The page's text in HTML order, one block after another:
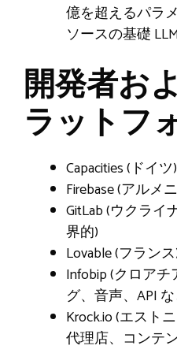
億を超えるパラ
ソースの基礎
開発者お
ラットフ
Capacities (ドイ
Firebase (アルメ
GitLab (ウクラ
界的)
Lovable (フラン
Infobip (クロアチ
グ、音声、API
Krock.io (エスト
代理店、コンテ